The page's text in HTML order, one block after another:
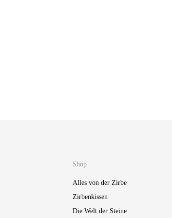
Shop
Alles von der Zirbe
Zirbenkissen
Die Welt der Steine